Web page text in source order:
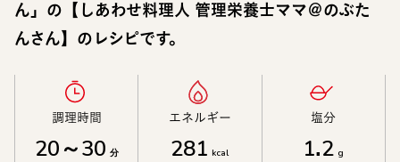
ん」の【しあわせ料理人 管理栄養士ママ＠のぶた
んさん】のレシピです。
調理時間​
20～30 分
エネルギー​
281 kcal
塩分​
1.2 g